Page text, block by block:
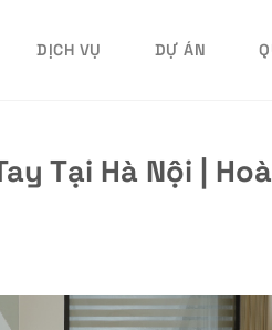
DỊCH VỤ DỰ ÁN
Tại Hà Nội |